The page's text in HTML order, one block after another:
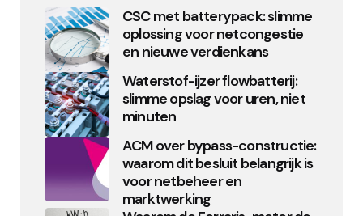
CSC met batterypack: slimme
oplossing voor netcongestie
en nieuwe verdienkans
Waterstof-ijzer flowbatterij:
slimme opslag voor uren, niet
minuten
ACM over bypass-constructie:
waarom dit besluit belangrijk is
voor netbeheer en
marktwerking